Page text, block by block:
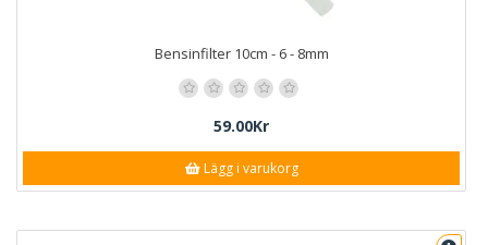
Bensinfilter 10cm - 6 - 8mm
59.00Kr
Lägg i varukorg